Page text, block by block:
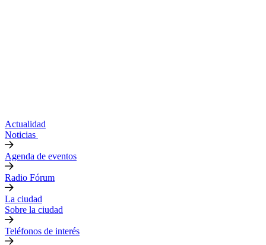
Actualidad
Noticias
Agenda de eventos
Radio Fórum
La ciudad
Sobre la ciudad
Teléfonos de interés